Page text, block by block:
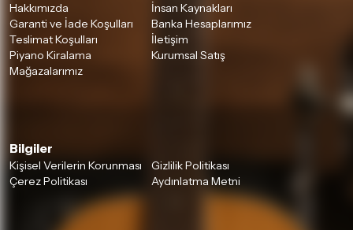
Hakkımızda
İnsan Kaynakları
Garanti ve İade Koşulları
Banka Hesaplarımız
Teslimat Koşulları
İletişim
Piyano Kiralama
Kurumsal Satış
Mağazalarımız
Bilgiler
Kişisel Verilerin Korunması
Gizlilik Politikası
Çerez Politikası
Aydınlatma Metni